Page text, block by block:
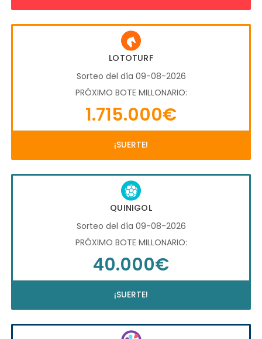
LOTOTURF
Sorteo del día 09-08-2026
PRÓXIMO BOTE MILLONARIO:
1.715.000€
¡SUERTE!
QUINIGOL
Sorteo del día 09-08-2026
PRÓXIMO BOTE MILLONARIO:
40.000€
¡SUERTE!